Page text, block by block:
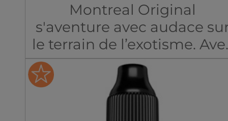
Montreal Original
s'aventure avec audace
le terrain de l’exotisme.
l’e-liquide Fruit du dragon,
la marque délaisse le
pour capturer l'essence